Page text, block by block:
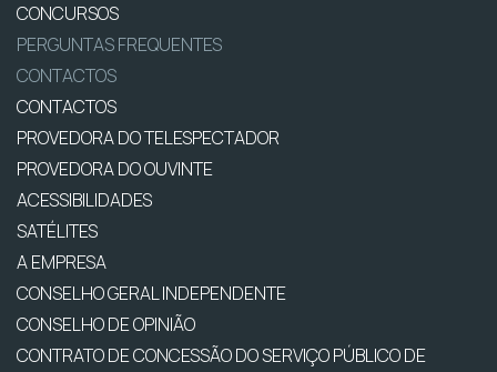
CONCURSOS
PERGUNTAS FREQUENTES
CONTACTOS
CONTACTOS
PROVEDORA DO TELESPECTADOR
PROVEDORA DO OUVINTE
ACESSIBILIDADES
SATÉLITES
A EMPRESA
CONSELHO GERAL INDEPENDENTE
CONSELHO DE OPINIÃO
CONTRATO DE CONCESSÃO DO SERVIÇO PÚBLICO DE